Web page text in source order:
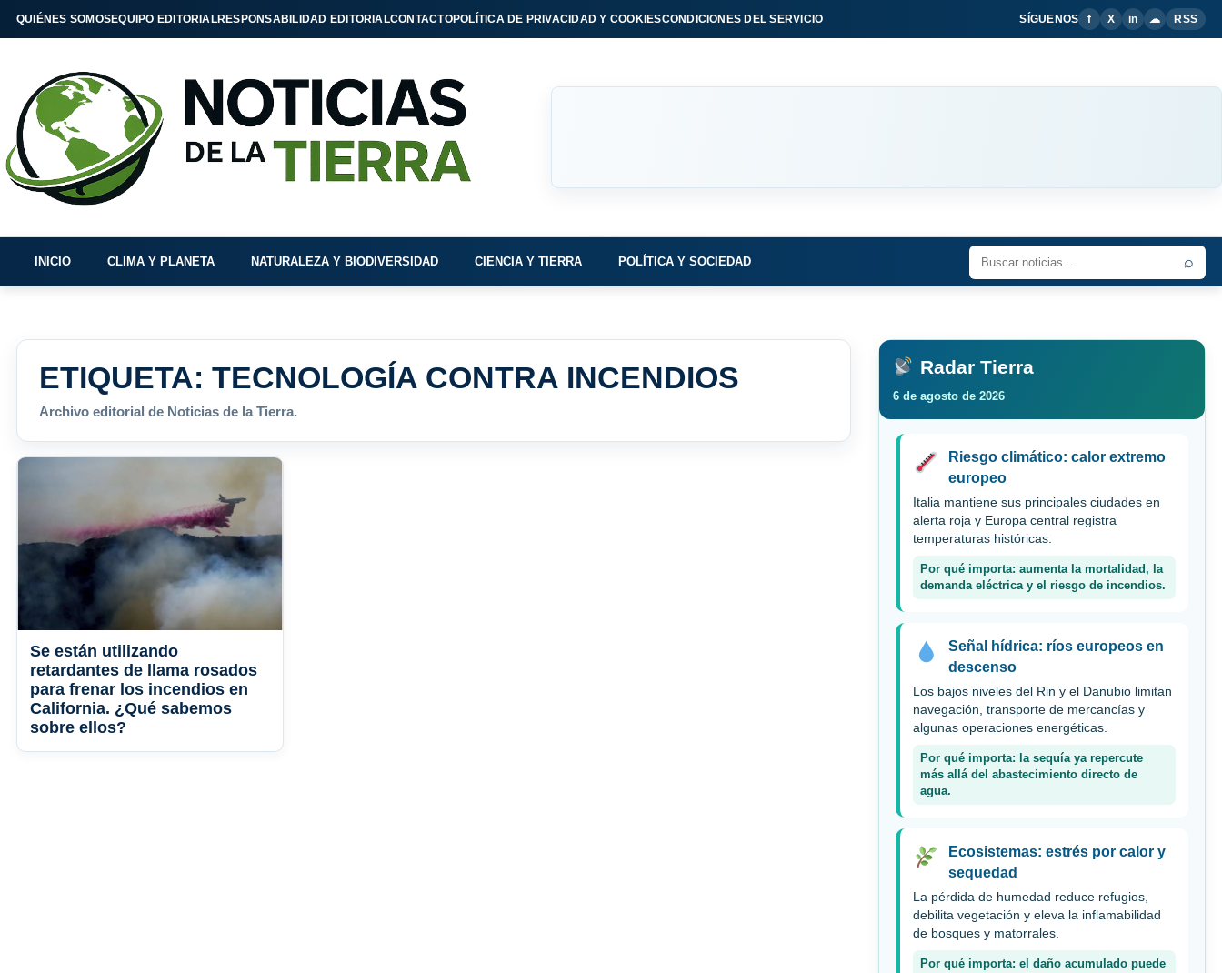
QUIÉNES SOMOSEQUIPO EDITORIALRESPONSABILIDAD EDITORIALCONTACTOPOLÍTICA DE PRIVACIDAD Y COOKIESCONDICIONES DEL SERVICIO SÍGUENOS f X in ☁ RSS
INICIO CLIMA Y PLANETA NATURALEZA Y BIODIVERSIDAD CIENCIA Y TIERRA POLÍTICA Y SOCIEDAD ⌕
ETIQUETA: TECNOLOGÍA CONTRA INCENDIOS
Archivo editorial de Noticias de la Tierra.
Se están utilizando
retardantes de llama rosados ​​
para frenar los incendios en
California. ¿Qué sabemos
sobre ellos?
Radar Tierra
6 de agosto de 2026
Riesgo climático: calor extremo
europeo
Italia mantiene sus principales ciudades en
alerta roja y Europa central registra
temperaturas históricas.
Por qué importa: aumenta la mortalidad, la
demanda eléctrica y el riesgo de incendios.
Señal hídrica: ríos europeos en
descenso
Los bajos niveles del Rin y el Danubio limitan
navegación, transporte de mercancías y
algunas operaciones energéticas.
Por qué importa: la sequía ya repercute
más allá del abastecimiento directo de
agua.
Ecosistemas: estrés por calor y
sequedad
La pérdida de humedad reduce refugios,
debilita vegetación y eleva la inflamabilidad
de bosques y matorrales.
Por qué importa: el daño acumulado puede